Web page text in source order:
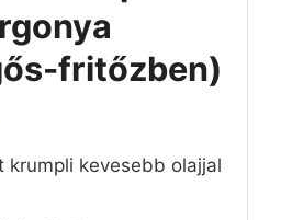
fritőzben)
krumpli kevesebb olajjal